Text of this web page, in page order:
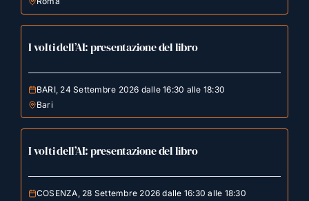
I volti dell’AI: presentazione del libro
BARI, 24 Settembre 2026 dalle 16:30 alle 18:30
Bari
I volti dell’AI: presentazione del libro
COSENZA, 28 Settembre 2026 dalle 16:30 alle 18:30